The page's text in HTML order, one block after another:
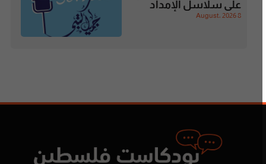
على سلاسل الإمداد
8 August، 2026